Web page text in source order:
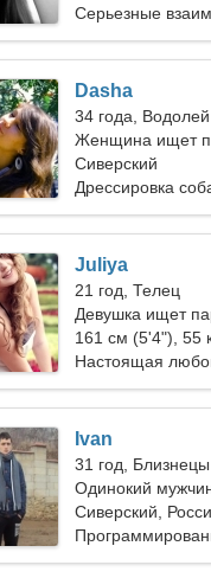
Серьезные
Dasha
34 года, Водолей
Женщина ищет
Сиверский
Дрессировка
Juliya
21 год, Телец
Девушка ищет
161 см (5'4"), 55
Настоящая
Ivan
31 год, Близнецы
Одинокий
Сиверский,